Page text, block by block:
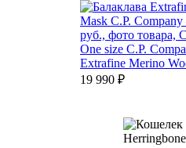
One size C.P.
Extrafine Merino
19 990 ₽